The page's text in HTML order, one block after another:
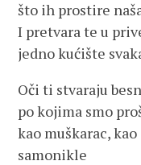
što ih prostire
I pretvara te u
jedno kućište
Oči ti stvaraju
po kojima smo
kao muškarac,
samonikle